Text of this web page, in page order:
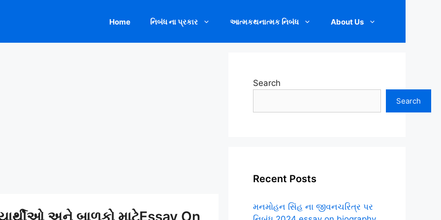
Home નિબંધ ના પ્રકાર આત્મકથનાત્મક નિબંધ About Us
અને બાળકો માટેEssay On
Search
Search
Recent Posts
મનમોહન સિંહ ના જીવનચરિત્ર પર